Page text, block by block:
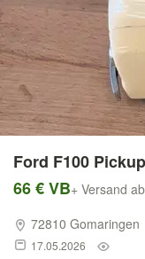
Ford F100
66 € VB+ Versand
72810 Gomaringen
17.05.2026